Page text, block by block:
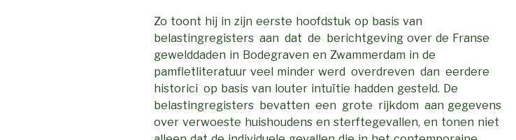
Zo toont hij in zijn eerste hoofdstuk op basis van
belastingregisters aan dat de berichtgeving over de Franse
gewelddaden in Bodegraven en Zwammerdam in de
pamfletliteratuur veel minder werd overdreven dan eerdere
historici op basis van louter intuïtie hadden gesteld. De
belastingregisters bevatten een grote rijkdom aan gegevens
over verwoeste huishoudens en sterftegevallen, en tonen niet